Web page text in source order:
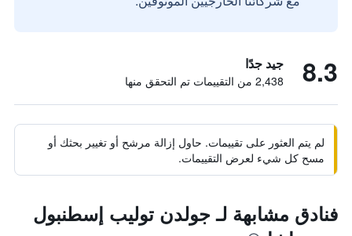
8.3 جيد جدًا
2,438 من التقييمات تم التحقق منها
لم يتم العثور على تقييمات. حاول إزالة مرشح أو تغيير بحثك أو
مسح كل شيء لعرض التقييمات.
فنادق مشابهة لـ جولدن توليب إسطنبول